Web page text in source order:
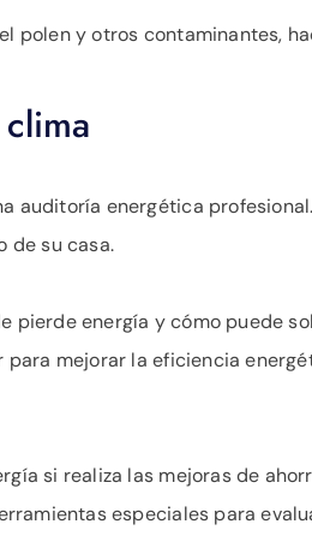
polen y otros contaminantes,
auditoría energética
de su casa.
pierde energía y cómo puede
mejorar la eficiencia
si realiza las mejoras de
especiales para